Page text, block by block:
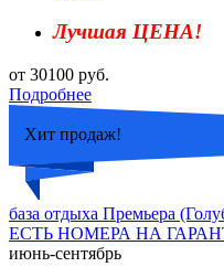
Лучшая ЦЕНА!
от 30100 руб.
Подробнее
Хит продаж!
база отдыха Премьера
ЕСТЬ НОМЕРА НА
июнь-сентябрь